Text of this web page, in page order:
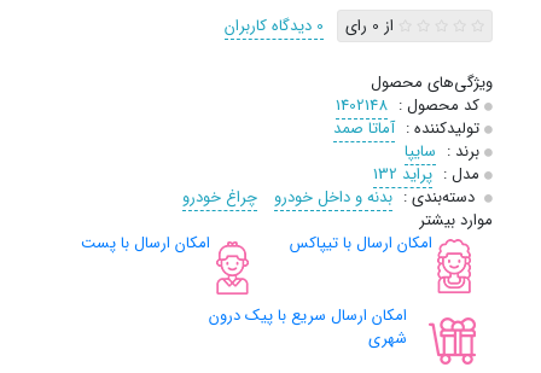
از 0 رای 0 دیدگاه کاربران
ویژگی‌های محصول
کد محصول : 1402148
تولیدکننده : آماتا صمد
برند : سایپا
مدل : پراید 132
دسته‌بندی : بدنه و داخل خودرو
چراغ خودرو
موارد بیشتر
امکان ارسال با تیپاکس
امکان ارسال با پست
امکان ارسال سریع با پیک درون
شهری